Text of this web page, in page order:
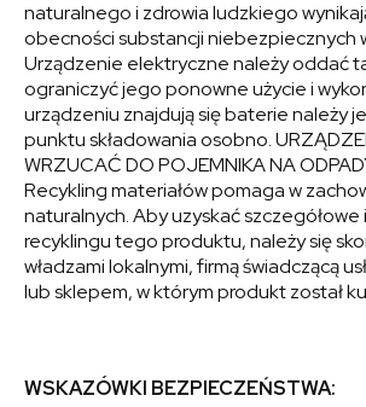
naturalnego i zdrowia ludzkiego
obecności substancji niebezpiecznych
Urządzenie elektryczne należy oddać
ograniczyć jego ponowne użycie i
urządzeniu znajdują się baterie należy
punktu składowania osobno.
WRZUCAĆ DO POJEMNIKA NA
Recykling materiałów pomaga w
naturalnych. Aby uzyskać
recyklingu tego produktu, należy się
władzami lokalnymi, firmą świadczącą
lub sklepem, w którym produkt został
WSKAZÓWKI BEZPIECZEŃSTWA: